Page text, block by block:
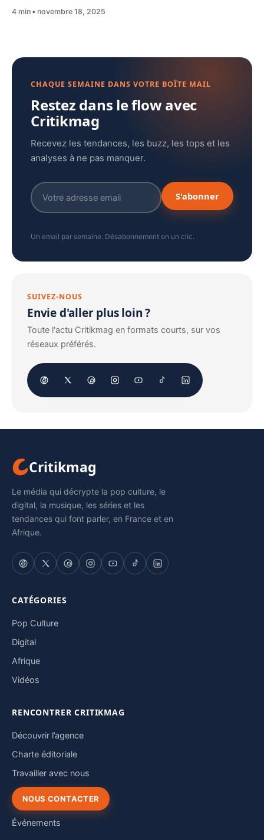
4 min novembre 18, 2025
CHAQUE SEMAINE DANS VOTRE BOÎTE MAIL
Restez dans le flow avec
Critikmag
Recevez les tendances, les buzz, les tops et les
analyses à ne pas manquer.
S'abonner
Un email par semaine. Désabonnement en un clic.
SUIVEZ-NOUS
Envie d'aller plus loin ?
Toute l'actu Critikmag en formats courts, sur vos
réseaux préférés.
Critikmag
Le média qui décrypte la pop culture, le
digital, la musique, les séries et les
tendances qui font parler, en France et en
Afrique.
CATÉGORIES
Pop Culture
Digital
Afrique
Vidéos
RENCONTRER CRITIKMAG
Découvrir l’agence
Charte éditoriale
Travailler avec nous
NOUS CONTACTER
Événements